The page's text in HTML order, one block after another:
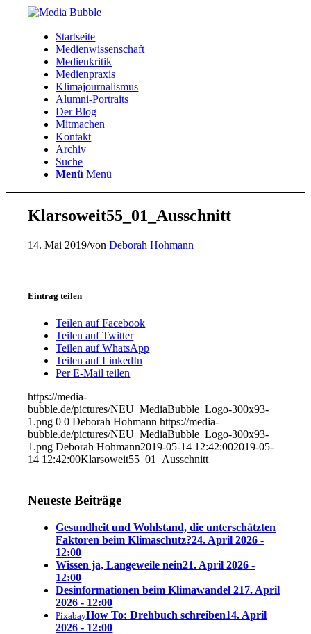
Startseite
Medienwissenschaft
Medienkritik
Medienpraxis
Klimajournalismus
Alumni-Portraits
Der Blog
Mitmachen
Kontakt
Archiv
Suche
Menü Menü
Klarsoweit55_01_Ausschnitt
14. Mai 2019/vonDeborah Hohmann
Eintrag teilen
Teilen auf Facebook
Teilen auf Twitter
Teilen auf WhatsApp
Teilen auf LinkedIn
Per E-Mail teilen
https://media-
bubble.de/pictures/NEU_MediaBubble_Logo-300x93-
1.png 0 0 Deborah Hohmann https://media-
bubble.de/pictures/NEU_MediaBubble_Logo-300x93-
1.png Deborah Hohmann2019-05-14 12:42:002019-05-
14 12:42:00Klarsoweit55_01_Ausschnitt
Neueste Beiträge
Gesundheit und Wohlstand, die unterschätzten
Faktoren beim Klimaschutz?24. April 2026 -
12:00
Wissen ja, Langeweile nein21. April 2026 -
12:00
Desinformationen beim Klimawandel 217. April
2026 - 12:00
PixabayHow To: Drehbuch schreiben14. April
2026 - 12:00